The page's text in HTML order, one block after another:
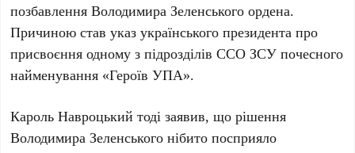
позбавлення Володимира Зеленського ордена.
Причиною став указ українського президента про
присвоєння одному з підрозділів ССО ЗСУ почесного
найменування «Героїв УПА».
Кароль Навроцький тоді заявив, що рішення
Володимира Зеленського нібито посприяло